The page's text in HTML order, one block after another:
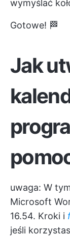
wymyślać
Gotowe! 🏁
Jak
uwaga: W
Microsoft
16.54. Kroki i
jeśli